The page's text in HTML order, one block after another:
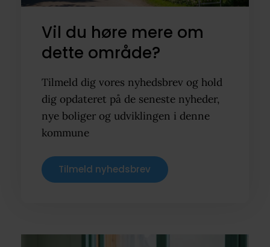
Vil du høre mere om
dette område?
Tilmeld dig vores nyhedsbrev og hold
dig opdateret på de seneste nyheder,
nye boliger og udviklingen i denne
kommune
Tilmeld nyhedsbrev